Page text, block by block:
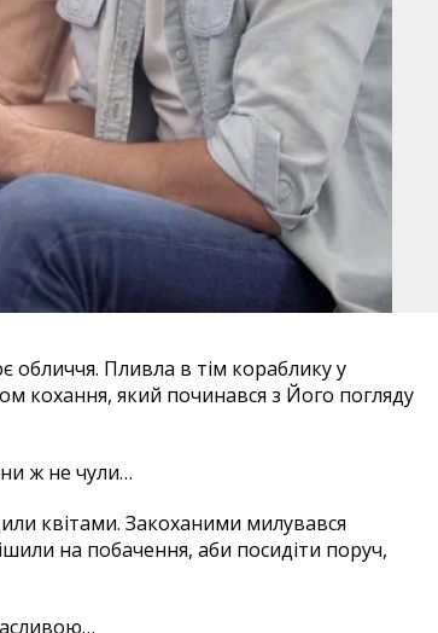
обличчя. Пливла в тім кораблику у
кохання, який починався з Його погляду
ж не чули…
квітами. Закоханими милувався
на побачення, аби посидіти поруч,